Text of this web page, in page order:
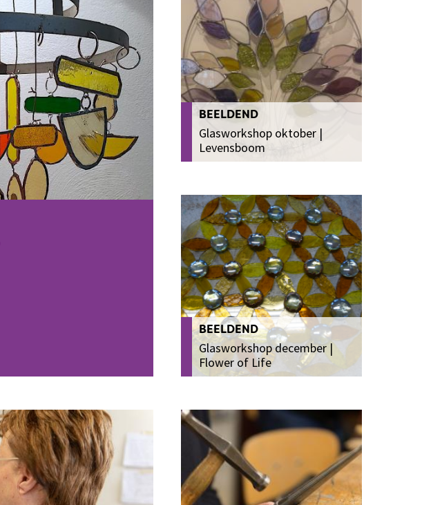
BEELDEND
Glasworkshop oktober |
Levensboom
BEELDEND
Glasworkshop december |
Flower of Life